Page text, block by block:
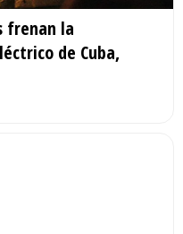
frenan la
de Cuba,